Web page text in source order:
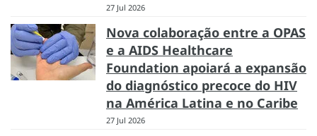
27 Jul 2026
Nova colaboração entre a OPAS
e a AIDS Healthcare
Foundation apoiará a expansão
do diagnóstico precoce do HIV
na América Latina e no Caribe
27 Jul 2026